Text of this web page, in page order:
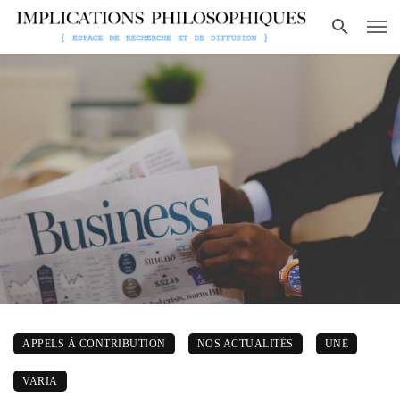
APPELS À CONTRIBUTION NOS ACTUALITÉS UNE
VARIA